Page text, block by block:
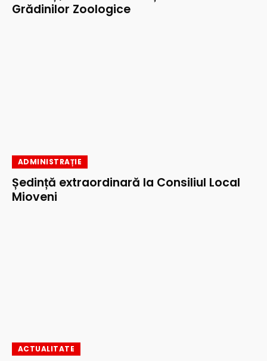
Grădinilor Zoologice
ADMINISTRAȚIE
Ședință extraordinară la Consiliul Local
Mioveni
ACTUALITATE